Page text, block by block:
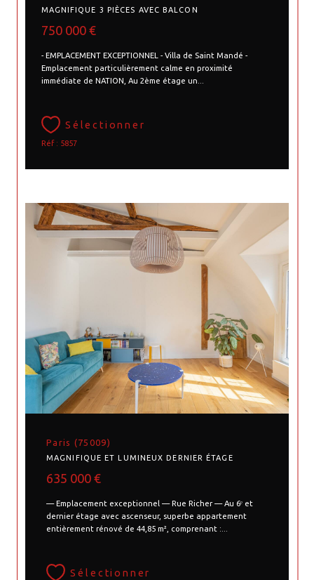
MAGNIFIQUE 3 PIÈCES AVEC BALCON
750 000 €
- EMPLACEMENT EXCEPTIONNEL - Villa de Saint Mandé -
Emplacement particulièrement calme en proximité
immédiate de NATION, Au 2ème étage un...
Sélectionner
Réf : 5857
Paris (75009)
MAGNIFIQUE ET LUMINEUX DERNIER ÉTAGE
635 000 €
— Emplacement exceptionnel — Rue Richer — Au 6ᵉ et
dernier étage avec ascenseur, superbe appartement
entièrement rénové de 44,85 m², comprenant :...
Sélectionner